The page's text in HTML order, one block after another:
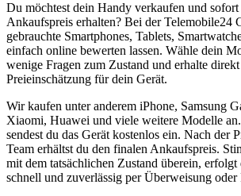
Du möchtest dein Handy verkaufen und
Ankaufspreis erhalten? Bei der Telemobile24
gebrauchte Smartphones, Tablets,
einfach online bewerten lassen. Wähle dein
wenige Fragen zum Zustand und erhalte direkt
Preieinschätzung für dein Gerät.
Wir kaufen unter anderem iPhone, Samsung
Xiaomi, Huawei und viele weitere Modelle
sendest du das Gerät kostenlos ein. Nach der
Team erhältst du den finalen Ankaufspreis.
mit dem tatsächlichen Zustand überein,
schnell und zuverlässig per Überweisung oder